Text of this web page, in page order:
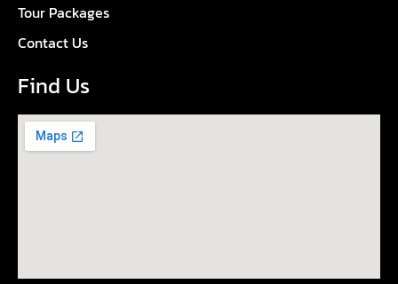
Tour Packages
Contact Us
Find Us